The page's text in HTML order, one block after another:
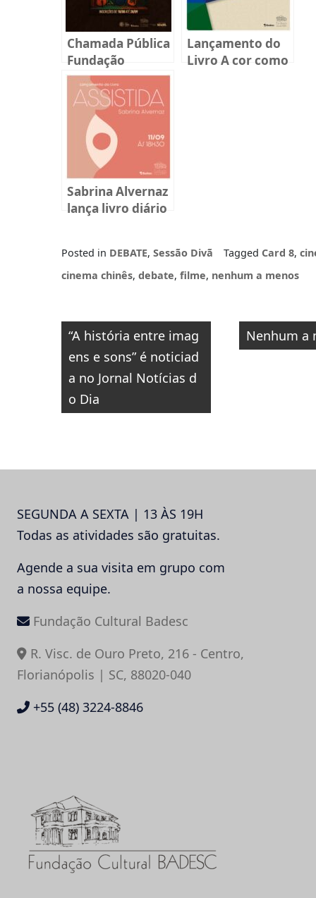
Chamada Pública
Fundação
BADESC Musical
2025
Lançamento do
Livro A cor como
Sabrina Alvernaz
lança livro diário
humana em
Florianópolis
Posted in DEBATE, Sessão Divã Tagged Card 8,
cinema chinês, debate, filme, nenhum a menos
Navegação
de
Post
“A história entre imag
ens e sons” é noticiad
a no Jornal Notícias d
o Dia
Nenhum a
SEGUNDA A SEXTA | 13 ÀS 19H
Todas as atividades são gratuitas.
Agende a sua visita em grupo com
a nossa equipe.
Fundação Cultural Badesc
R. Visc. de Ouro Preto, 216 - Centro,
Florianópolis | SC, 88020-040
+55 (48) 3224-8846